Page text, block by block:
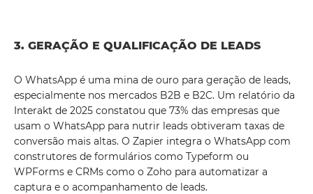
3. GERAÇÃO E QUALIFICAÇÃO DE LEADS
O WhatsApp é uma mina de ouro para geração de leads,
especialmente nos mercados B2B e B2C. Um relatório da
Interakt de 2025 constatou que 73% das empresas que
usam o WhatsApp para nutrir leads obtiveram taxas de
conversão mais altas. O Zapier integra o WhatsApp com
construtores de formulários como Typeform ou
WPForms e CRMs como o Zoho para automatizar a
captura e o acompanhamento de leads.